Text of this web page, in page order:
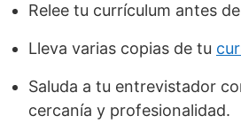
Relee tu currículum antes
Lleva varias copias de tu
Saluda a tu entrevistador
cercanía y profesionalidad.